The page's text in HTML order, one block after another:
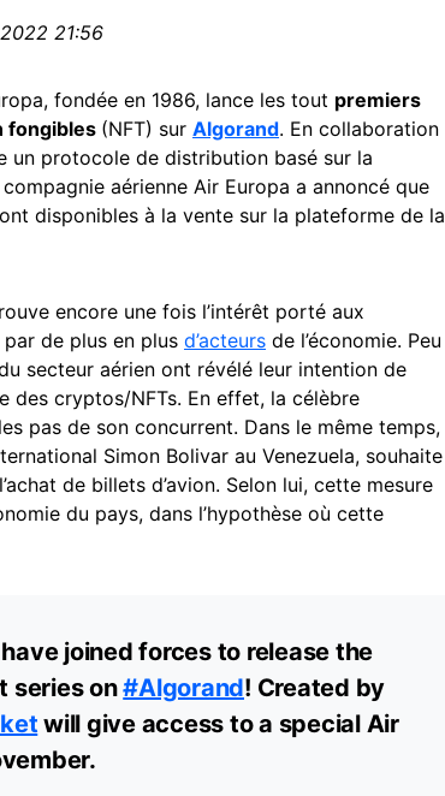
21:56
fondée en 1986, lance les tout premiers
fongibles (NFT) sur Algorand. En collaboration
un protocole de distribution basé sur la
aérienne Air Europa a annoncé que
disponibles à la vente sur la plateforme de la
encore une fois l’intérêt porté aux
de plus en plus d’acteurs de l’économie. Peu
secteur aérien ont révélé leur intention de
des cryptos/NFTs. En effet, la célèbre
pas de son concurrent. Dans le même temps,
Simon Bolivar au Venezuela, souhaite
de billets d’avion. Selon lui, cette mesure
du pays, dans l’hypothèse où cette
have joined forces to release the
series on#Algorand! Created by
will give access to a special Air